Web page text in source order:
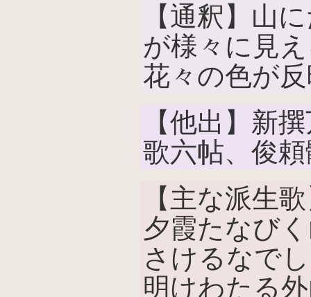
【通釈】山
が様々に見
花々の色が
【他出】新
歌六帖、俊
【主な派生
夕霞たなび
さけるなで
明けわたる